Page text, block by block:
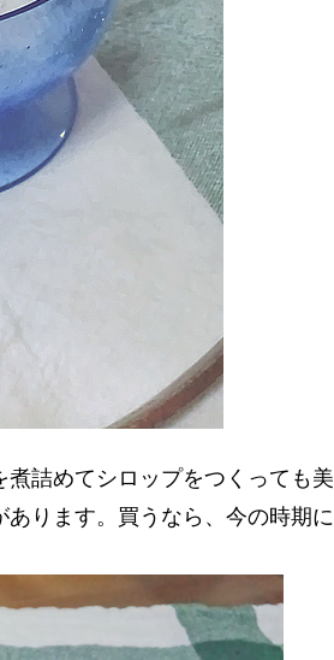
詰めてシロップをつくっても美
ります。買うなら、今の時期に